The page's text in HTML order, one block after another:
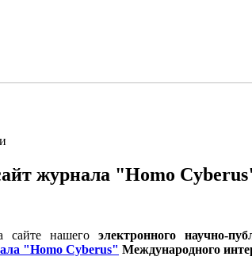
журнала "Homo
сайте нашего электронного научно-
"Homo Cyberus" Международного